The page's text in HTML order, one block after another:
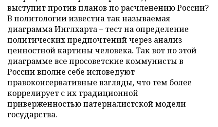
выступит против планов по расчленению России?
В политологии известна так называемая
диаграмма Инглхарта – тест на определение
политических предпочтений через анализ
ценностной картины человека. Так вот по этой
диаграмме все просоветские коммунисты в
России вполне себе исповедуют
правоконсервативные взгляды, что тем более
коррелирует с их традиционной
приверженностью патерналистской модели
государства.